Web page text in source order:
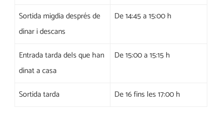
Sortida migdia després de
dinar i descans
De 14:45 a 15:00 h
Entrada tarda dels que han
dinat a casa
De 15:00 a 15:15 h
Sortida tarda De 16 fins les 17:00 h